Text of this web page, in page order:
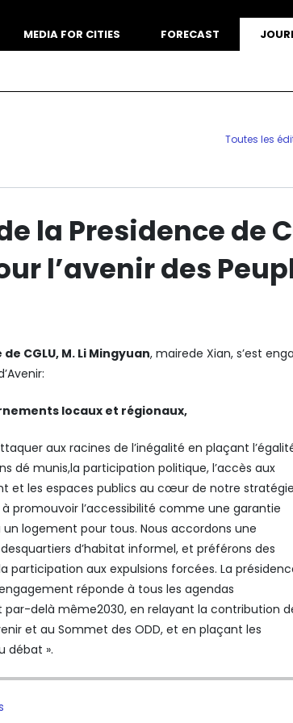
MEDIA FOR CITIES FORECAST
Toutes les
la Presidence de
l’avenir des
CGLU, M. Li Mingyuan, mairede Xian, s’est
locaux et régionaux,
aux racines de l’inégalité en plaçant
dé munis,la participation politique, l’accès aux
et les espaces publics au cœur de notre
promouvoir l’accessibilité comme une garantie
logement pour tous. Nous accordons une
d’habitat informel, et préférons des
participation aux expulsions forcées. La
réponde à tous les agendas
delà même2030, en relayant la contribution
et au Sommet des ODD, et en plaçant les
débat ».